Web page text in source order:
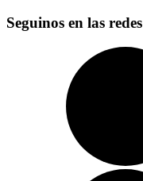
Seguinos en las redes